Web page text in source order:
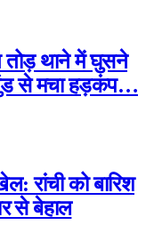
तोड़ थाने में घुसने
झुंड से मचा हड़कंप…
रांची को बारिश
से बेहाल